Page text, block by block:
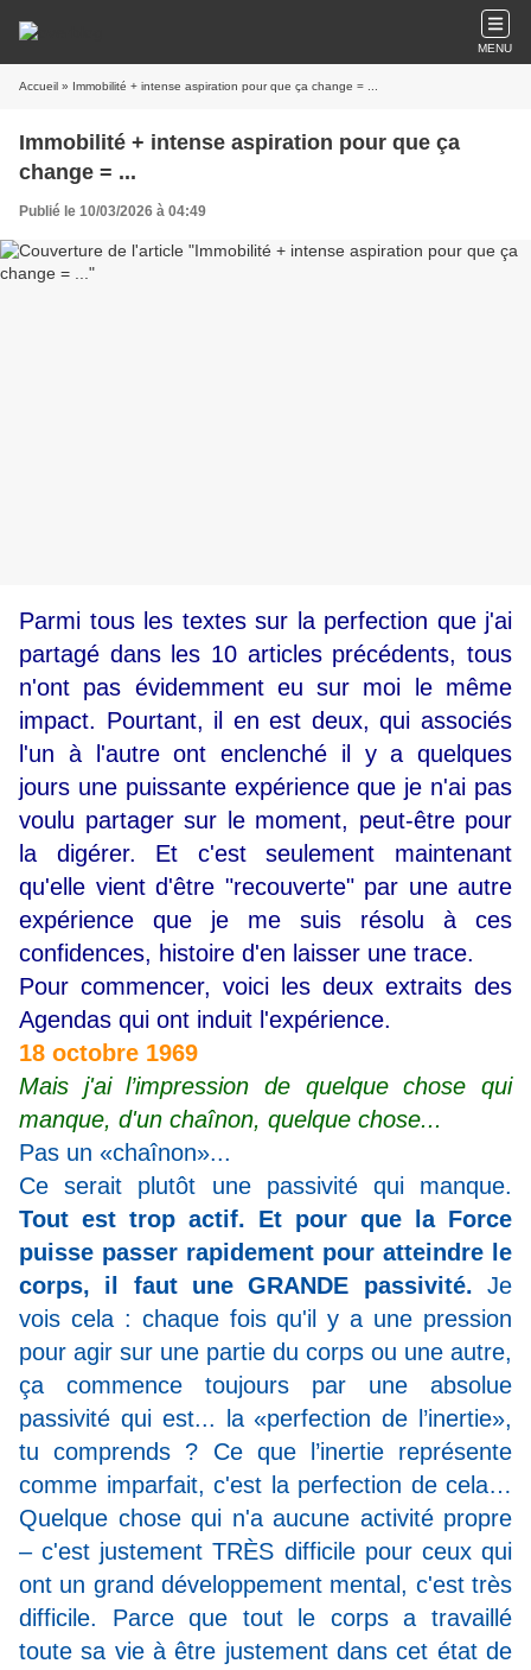
MENU
Accueil » Immobilité + intense aspiration pour que ça change = ...
Immobilité + intense aspiration pour que ça
change = ...
Publié le 10/03/2026 à 04:49
Parmi tous les textes sur la perfection que j'ai
partagé dans les 10 articles précédents, tous
n'ont pas évidemment eu sur moi le même
impact. Pourtant, il en est deux, qui associés
l'un à l'autre ont enclenché il y a quelques
jours une puissante expérience que je n'ai pas
voulu partager sur le moment, peut-être pour
la digérer. Et c'est seulement maintenant
qu'elle vient d'être "recouverte" par une autre
expérience que je me suis résolu à ces
confidences, histoire d'en laisser une trace.
Pour commencer, voici les deux extraits des
Agendas qui ont induit l'expérience.
18 octobre 1969
Mais j'ai l’impression de quelque chose qui
manque, d'un chaînon, quelque chose...
Pas un «chaînon»...
Ce serait plutôt une passivité qui manque.
Tout est trop actif. Et pour que la Force
puisse passer rapidement pour atteindre le
corps, il faut une GRANDE passivité. Je
vois cela : chaque fois qu'il y a une pression
pour agir sur une partie du corps ou une autre,
ça commence toujours par une absolue
passivité qui est... la «perfection de l’inertie»,
tu comprends ? Ce que l’inertie représente
comme imparfait, c'est la perfection de cela…
Quelque chose qui n'a aucune activité propre
– c'est justement TRÈS difficile pour ceux qui
ont un grand développement mental, c'est très
difficile. Parce que tout le corps a travaillé
toute sa vie à être justement dans cet état de